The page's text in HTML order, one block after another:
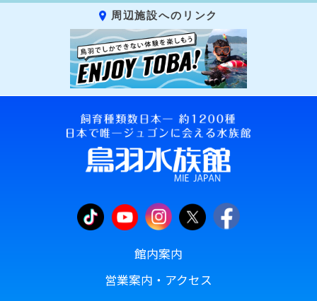
周辺施設へのリンク
館内案内
営業案内・アクセス